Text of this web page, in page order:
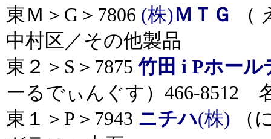
東Ｍ＞G＞7806 (株) ＭＴＧ
（
中村区／その他製品
東２＞S＞7875竹田 i Pホール
ーるでぃんぐす）466-8512
東１＞P＞7943 ニチハ(株) （